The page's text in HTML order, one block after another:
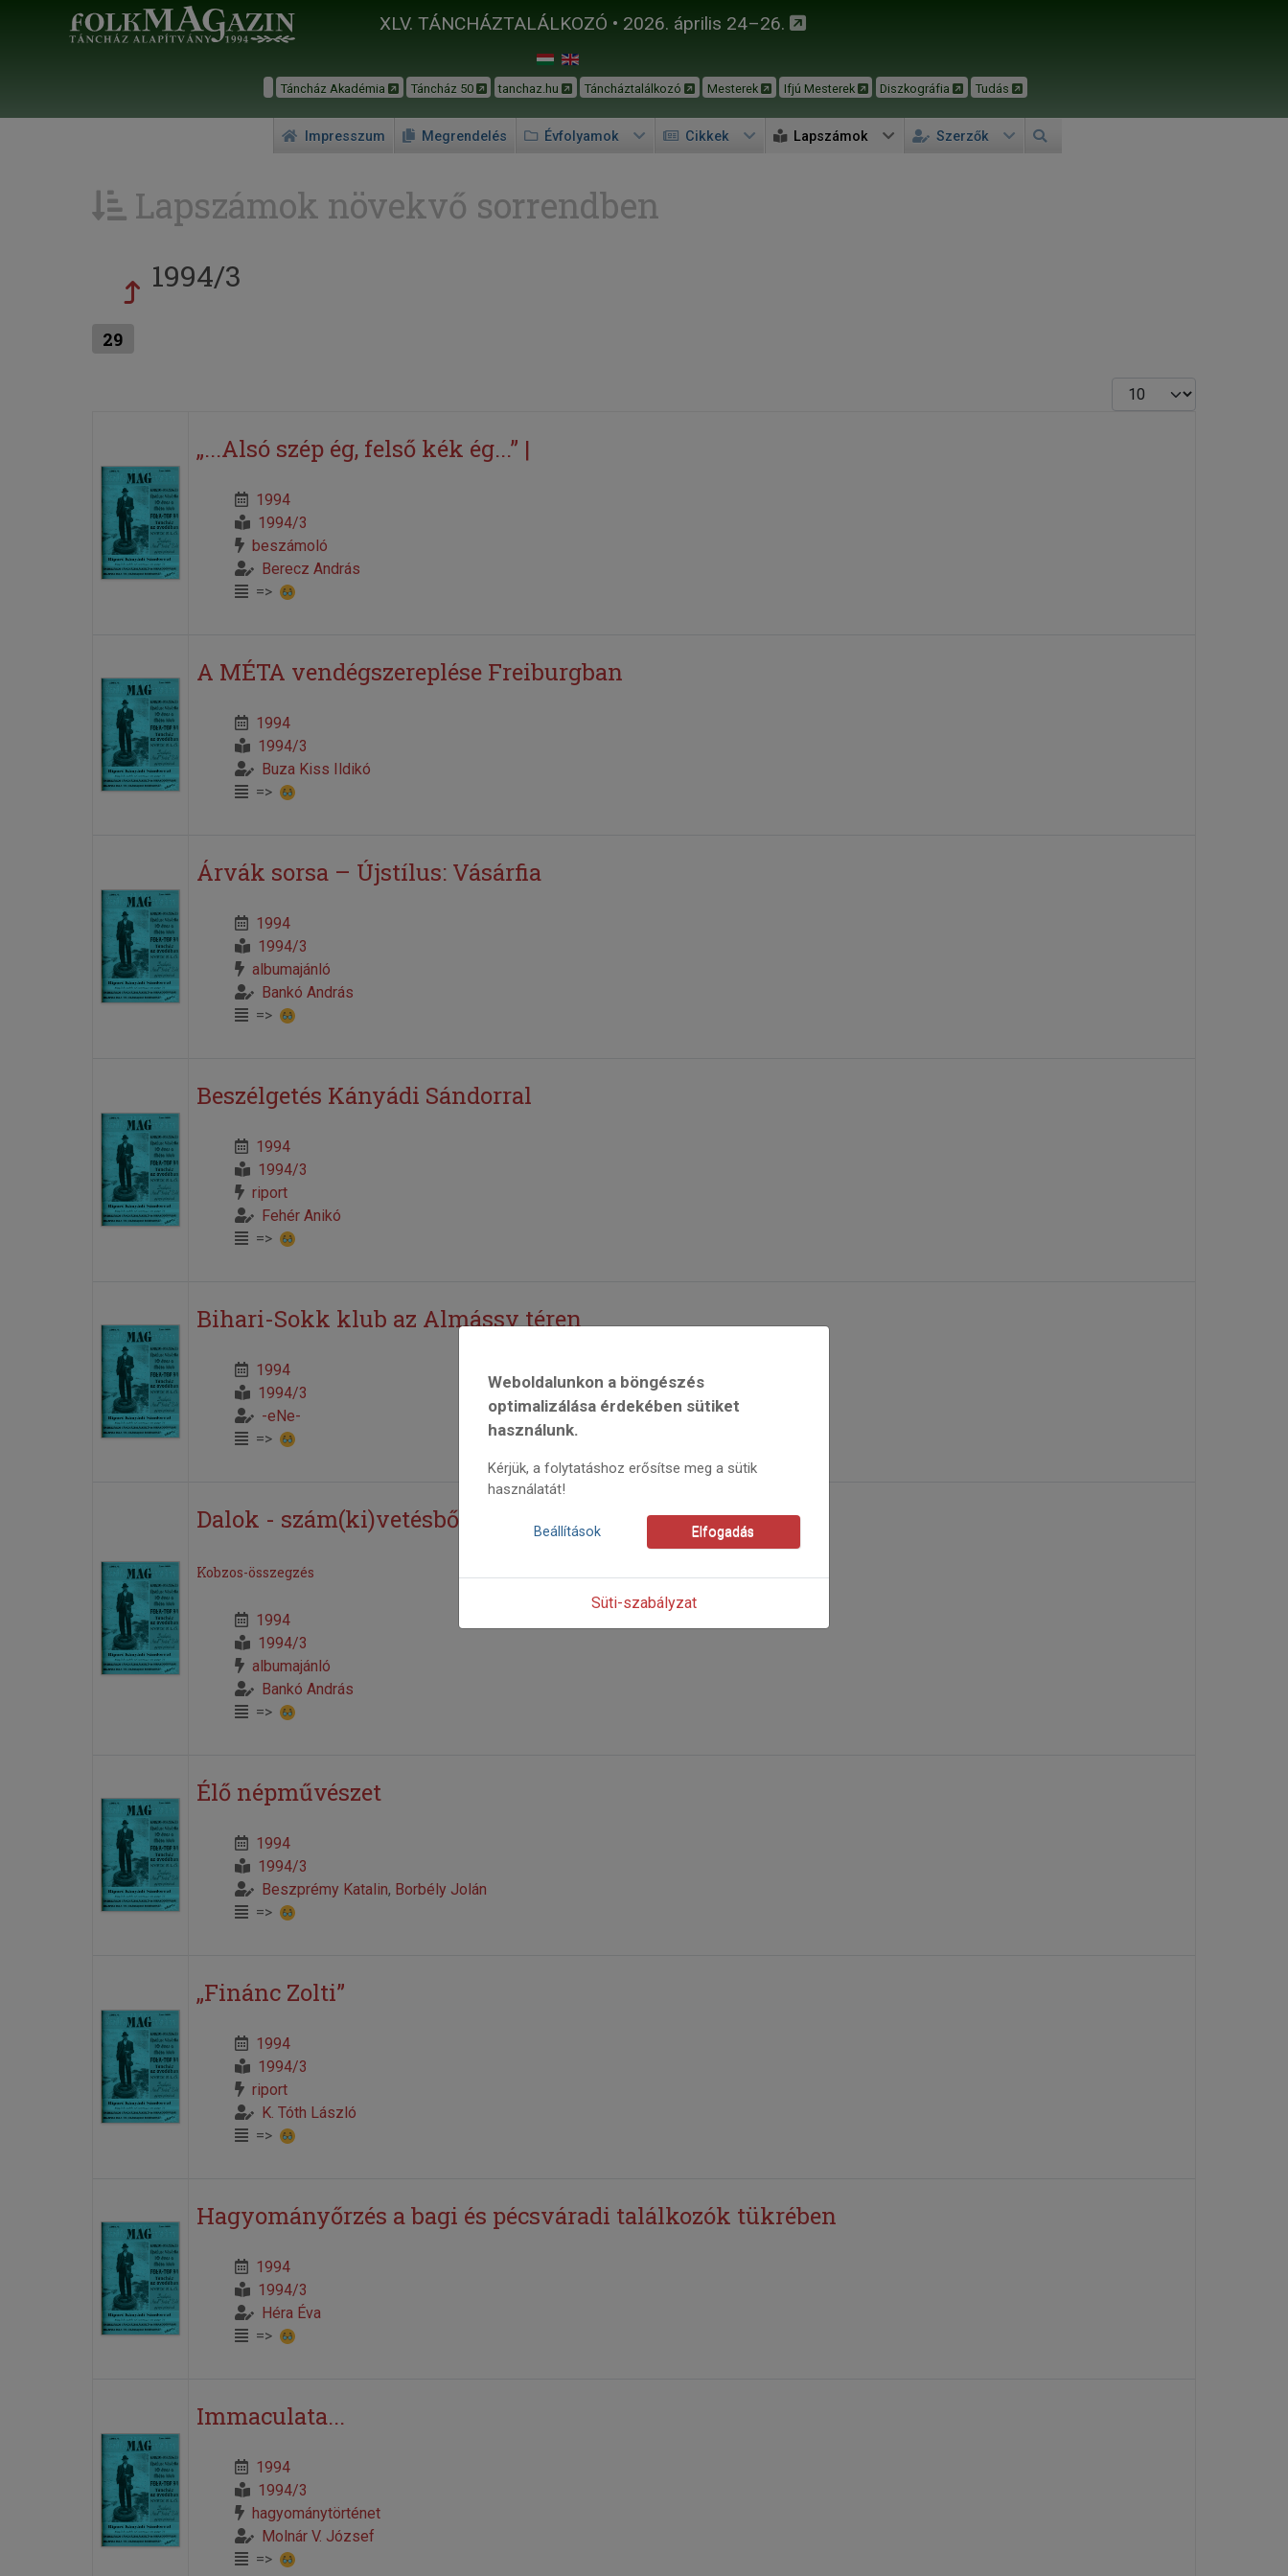
XLV. TÁNCHÁZTALÁLKOZÓ • 2026. április 24–26.
Táncház Akadémia Táncház 50 tanchaz.hu Táncháztalálkozó Mesterek Ifjú Mesterek Diszkográfia Tudás
Impresszum Megrendelés Évfolyamok Cikkek Lapszámok Szerzők
Lapszámok növekvő sorrendben
1994/3
29
Tételek #
„...Alsó szép ég, felső kék ég...” |
1994
1994/3
beszámoló
Berecz András
=>
A MÉTA vendégszereplése Freiburgban
1994
1994/3
Buza Kiss Ildikó
=>
Árvák sorsa – Újstílus: Vásárfia
1994
1994/3
albumajánló
Bankó András
=>
Beszélgetés Kányádi Sándorral
1994
1994/3
riport
Fehér Anikó
=>
Bihari-Sokk klub az Almássy téren
1994
1994/3
-eNe-
=>
Dalok - szám(ki)vetésből
Kobzos-összegzés
1994
1994/3
albumajánló
Bankó András
=>
Élő népművészet
1994
1994/3
Beszprémy Katalin, Borbély Jolán
=>
„Finánc Zolti”
1994
1994/3
riport
K. Tóth László
=>
Hagyományőrzés a bagi és pécsváradi találkozók tükrében
1994
1994/3
Héra Éva
=>
Immaculata...
1994
1994/3
hagyománytörténet
Molnár V. József
=>
Weboldalunkon a böngészés
optimalizálása érdekében sütiket
használunk.
Kérjük, a folytatáshoz erősítse meg a sütik
használatát!
Beállítások Elfogadás
Süti-szabályzat